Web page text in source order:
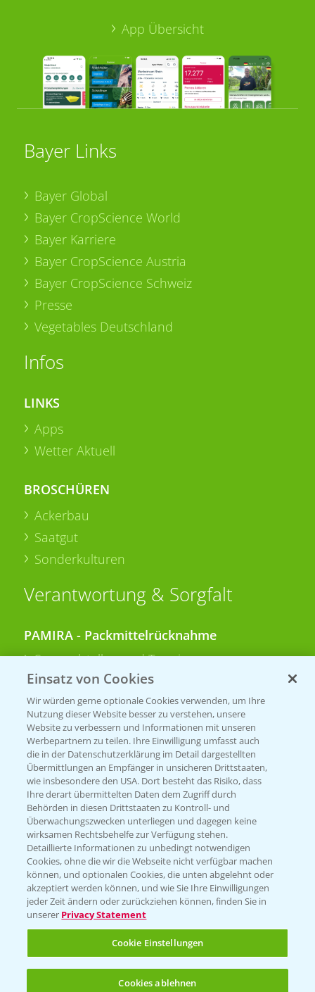
App Übersicht
Bayer Links
Bayer Global
Bayer CropScience World
Bayer Karriere
Bayer CropScience Austria
Bayer CropScience Schweiz
Presse
Vegetables Deutschland
Infos
LINKS
Apps
Wetter Aktuell
BROSCHÜREN
Ackerbau
Saatgut
Sonderkulturen
Verantwortung & Sorgfalt
PAMIRA - Packmittelrücknahme
Sammelstellen und Termine
PRE - Chemikalien sicher entsorgen
Sammelstellen und Termine
Kontakt & Notfall
Beratung auf WhatsApp
T.+49 (0)174 346 564 1
KONTAKT
Hilfe in Notfällen
T.+49 (0)214/30-20220
Einsatz von Cookies
Wir würden gerne optionale Cookies verwenden, um Ihre
Nutzung dieser Website besser zu verstehen, unsere
Website zu verbessern und Informationen mit unseren
Werbepartnern zu teilen. Ihre Einwilligung umfasst auch
die in der Datenschutzerklärung im Detail dargestellten
Übermittlungen an Empfänger in unsicheren Drittstaaten,
wie insbesondere den USA. Dort besteht das Risiko, dass
Ihre derart übermittelten Daten dem Zugriff durch
Behörden in diesen Drittstaaten zu Kontroll- und
Überwachungszwecken unterliegen und dagegen keine
wirksamen Rechtsbehelfe zur Verfügung stehen.
Detaillierte Informationen zu unbedingt notwendigen
Cookies, ohne die wir die Webseite nicht verfügbar machen
können, und optionalen Cookies, die unten abgelehnt oder
akzeptiert werden können, und wie Sie Ihre Einwilligungen
jeder Zeit ändern oder zurückziehen können, finden Sie in
unserer Privacy Statement
Cookie Einstellungen
Cookies ablehnen